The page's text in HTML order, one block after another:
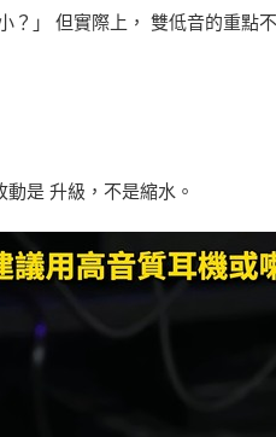
」 但實際上， 雙低音的重點
是 升級，不是縮水。